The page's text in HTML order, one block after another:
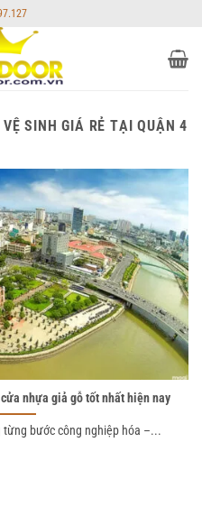
SINH GIÁ RẺ TẠI QUẬN 4
nhựa giả gỗ tốt nhất hiện nay
bước công nghiệp hóa –...